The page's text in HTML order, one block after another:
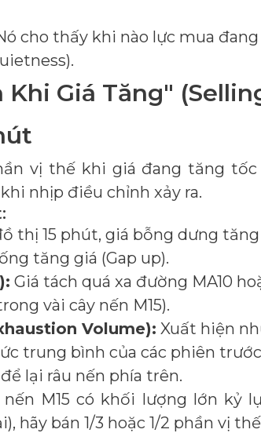
cho thấy khi nào lực mua
Khi Giá Tăng"
vị thế khi giá đang tăng
nhịp điều chỉnh xảy ra.
thị 15 phút, giá bỗng dưng
tăng giá (Gap up).
Giá tách quá xa đường MA10
vài cây nến M15).
Volume): Xuất hiện
trung bình của các phiên
lại râu nến phía trên.
M15 có khối lượng lớn kỷ
hãy bán 1/3 hoặc 1/2 phần vị